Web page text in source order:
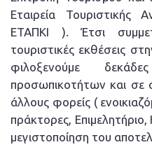
Εταιρεία Τουριστικής
ΕΤΑΠΚΙ ). Έτσι
τουριστικές εκθέσεις
φιλοξενούμε
προσωπικοτήτων και σε
άλλους φορείς (
πράκτορες,
μεγιστοποίηση του